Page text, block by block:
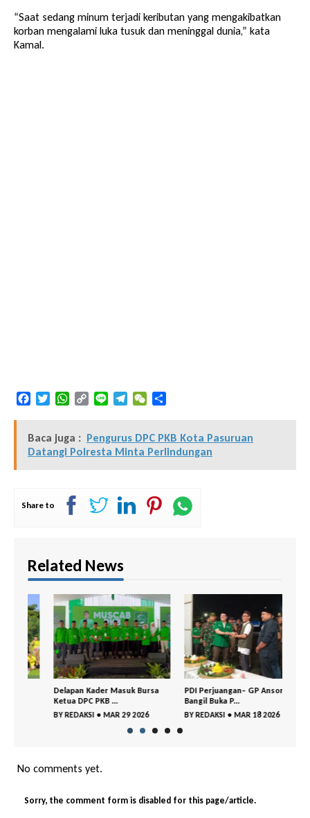
“Saat sedang minum terjadi keributan yang mengakibatkan
korban mengalami luka tusuk dan meninggal dunia,” kata
Kamal.
FacebookTwitterWhatsApp
Copy
Line TelegramWeChat
Baca juga : Pengurus DPC PKB Kota Pasuruan
Datangi Polresta Minta Perlindungan
Share to
Related News
Delapan Kader Masuk Bursa
Ketua DPC PKB ...
REDAKSI •MAR 29 2026
PDI Perjuangan– GP Ansor
Bangil Buka P...
REDAKSI •MAR 18 2026
No comments yet.
Sorry, the comment form is disabled for this page/article.